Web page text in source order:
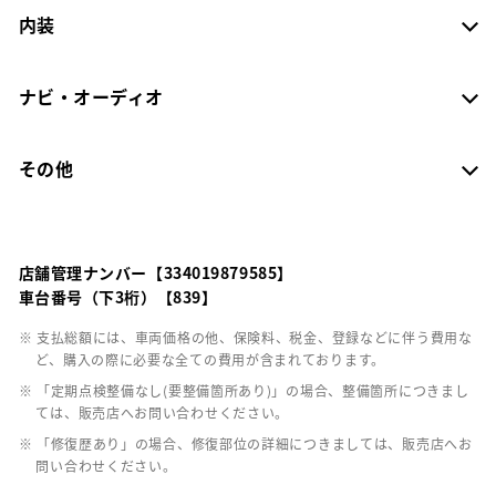
内装
ナビ・オーディオ
その他
店舗管理ナンバー【334019879585】
車台番号（下3桁）【839】
※ 支払総額には、車両価格の他、保険料、税金、登録などに伴う費用な
ど、購入の際に必要な全ての費用が含まれております。
※ 「定期点検整備なし(要整備箇所あり)」の場合、整備箇所につきまし
ては、販売店へお問い合わせください。
※ 「修復歴あり」の場合、修復部位の詳細につきましては、販売店へお
問い合わせください。